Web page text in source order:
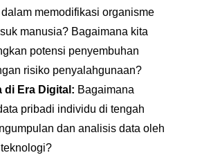
memodifikasi organisme
manusia? Bagaimana kita
potensi penyembuhan
risiko penyalahgunaan?
di Era Digital: Bagaimana
pribadi individu di tengah
dan analisis data oleh